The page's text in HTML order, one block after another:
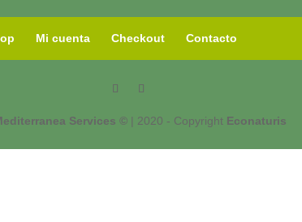
Mi cuenta Checkout Contacto
Services ©| 2020 - Copyright Econaturis